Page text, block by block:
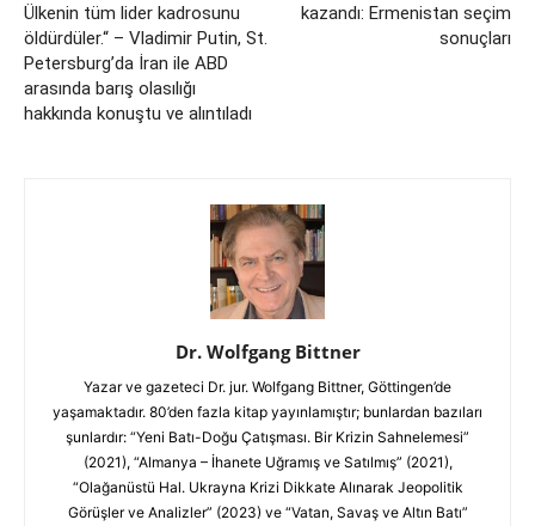
Ülkenin tüm lider kadrosunu
öldürdüler.“ – Vladimir Putin, St.
Petersburg’da İran ile ABD
arasında barış olasılığı
hakkında konuştu ve alıntıladı
kazandı: Ermenistan seçim
sonuçları
Dr. Wolfgang Bittner
Yazar ve gazeteci Dr. jur. Wolfgang Bittner, Göttingen’de
yaşamaktadır. 80’den fazla kitap yayınlamıştır; bunlardan bazıları
şunlardır: “Yeni Batı-Doğu Çatışması. Bir Krizin Sahnelemesi”
(2021), “Almanya – İhanete Uğramış ve Satılmış” (2021),
“Olağanüstü Hal. Ukrayna Krizi Dikkate Alınarak Jeopolitik
Görüşler ve Analizler” (2023) ve “Vatan, Savaş ve Altın Batı”